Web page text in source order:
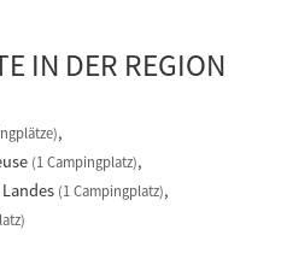
IN DER REGION
(1 Campingplatz)
Landes (1 Campingplatz)